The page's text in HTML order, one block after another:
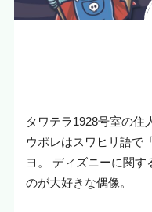
タワテラ1928号室の住
ウポレはスワヒリ語で
ヨ。 ディズニーに関す
のが大好きな偶像。